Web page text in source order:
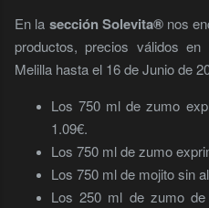
En la sección Solevita®nos
productos, precios válidos
Melilla hasta el 16 de Junio de
Los 750 ml de zumo
1.09€.
Los 750 ml de zumo
Los 750 ml de mojito sin
Los 250 ml de zumo